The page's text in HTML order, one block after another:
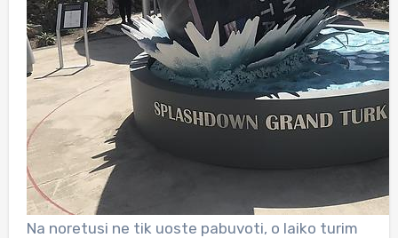
Na noretusi ne tik uoste pabuvoti, o laiko turim